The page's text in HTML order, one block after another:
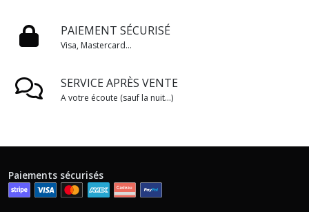
PAIEMENT SÉCURISÉ
Visa, Mastercard...
SERVICE APRÈS VENTE
A votre écoute (sauf la nuit...)
Paiements sécurisés